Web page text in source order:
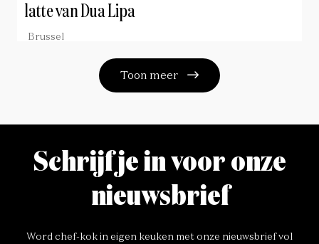
latte van Dua Lipa
Brussel
Toon meer
Schrijf je in voor onze
nieuwsbrief
Word chef-kok in eigen keuken met onze nieuwsbrief vol